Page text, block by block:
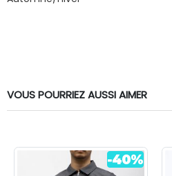
VOUS POURRIEZ AUSSI AIMER